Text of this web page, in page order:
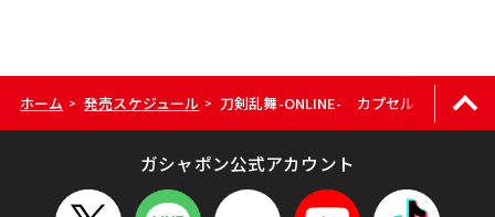
ホーム > 発売スケジュール > 刀剣乱舞-ONLINE- カプセルラバーマス
ガシャポン公式アカウント